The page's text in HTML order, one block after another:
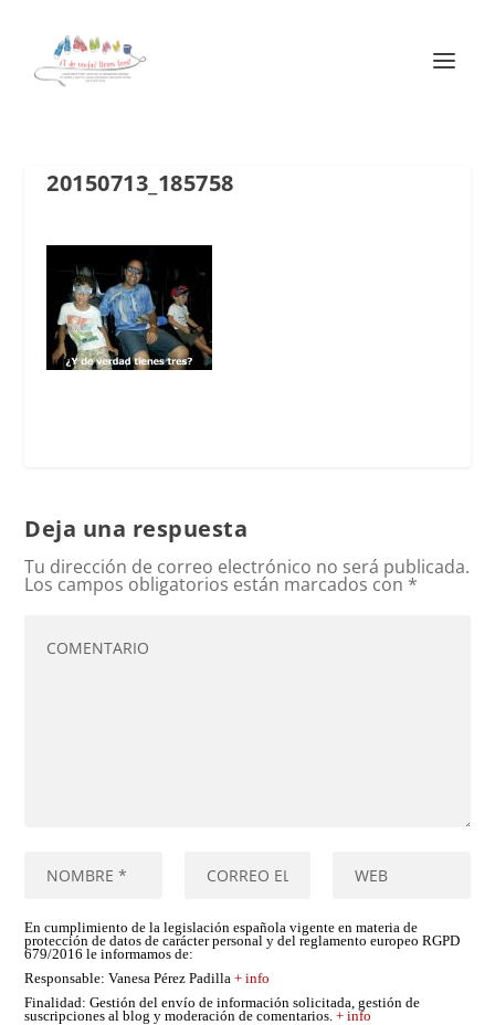
20150713_185758
Deja una respuesta
Tu dirección de correo electrónico no será publicada.
Los campos obligatorios están marcados con *
En cumplimiento de la legislación española vigente en materia de
protección de datos de carácter personal y del reglamento europeo RGPD
679/2016 le informamos de:
Responsable: Vanesa Pérez Padilla+ info
Finalidad: Gestión del envío de información solicitada, gestión de
suscripciones al blog y moderación de comentarios.+ info